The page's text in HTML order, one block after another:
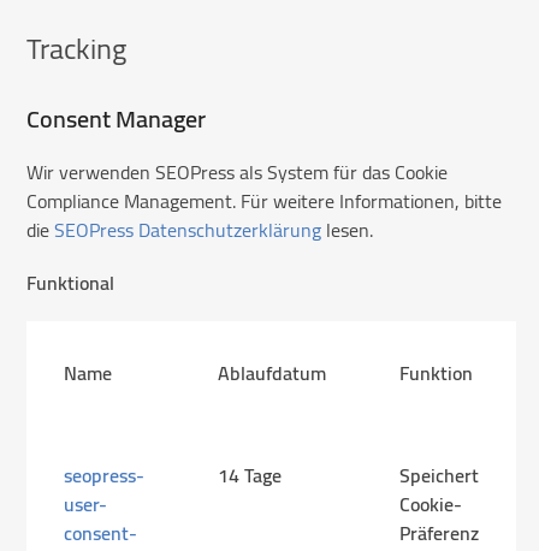
Tracking
Consent Manager
Wir verwenden SEOPress als System für das Cookie
Compliance Management. Für weitere Informationen, bitte
dieSEOPress Datenschutzerklärunglesen.
Funktional
Name Ablaufdatum Funktion
seopress-
user-
consent-
14 Tage
Speichert
Cookie-
Präferenz